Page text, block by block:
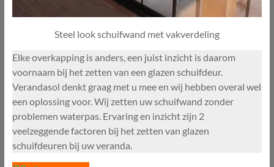
Steel look schuifwand met vakverdeling
Elke overkapping is anders, een juist inzicht is daarom
voornaam bij het zetten van een glazen schuifdeur.
Verandasol denkt graag met u mee en wij hebben overal wel
een oplossing voor. Wij zetten uw schuifwand zonder
problemen waterpas. Ervaring en inzicht zijn 2
veelzeggende factoren bij het zetten van glazen
schuifdeuren bij uw veranda.